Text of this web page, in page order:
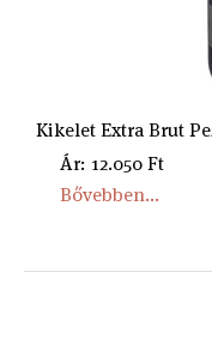
Kikelet Extra Brut
Ár: 12.050 Ft
Bővebben...